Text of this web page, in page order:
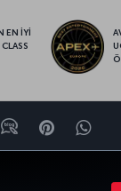
EN İYİ
BlogPinterest